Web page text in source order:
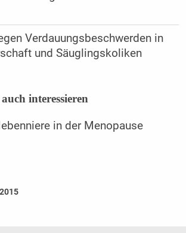
Verdauungsbeschwerden in
und Säuglingskoliken
interessieren
in der Menopause